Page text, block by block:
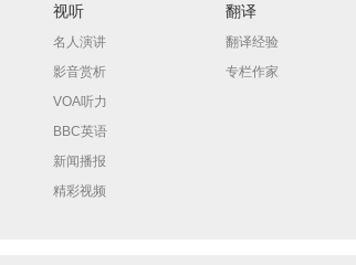
视听
名人演讲
影音赏析
VOA听力
BBC英语
新闻播报
精彩视频
翻译
翻译经验
专栏作家